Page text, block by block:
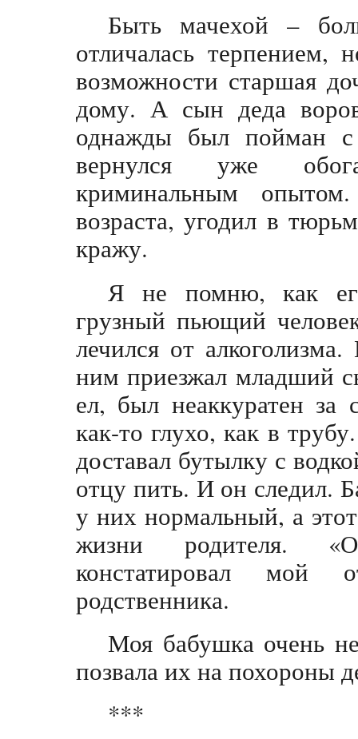
Быть мачехой –
отличалась
возможности старшая
дому. А сын деда
однажды был пойман
вернулся уже
криминальным
возраста, угодил в
кражу.
Я не помню, как
грузный пьющий
лечился от
ним приезжал младший
ел, был неаккуратен за
как-то глухо, как в
доставал бутылку с
отцу пить. И он следил.
у них нормальный, а
жизни родителя.
констатировал мой
родственника.
Моя бабушка очень
позвала их на похороны
***